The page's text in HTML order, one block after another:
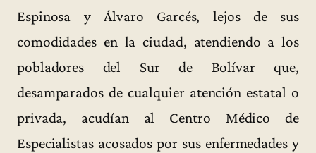
Espinosa y Álvaro Garcés, lejos de sus
comodidades en la ciudad, atendiendo a los
pobladores del Sur de Bolívar que,
desamparados de cualquier atención estatal o
privada, acudían al Centro Médico de
Especialistas acosados por sus enfermedades y